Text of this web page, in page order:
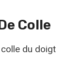
Colle
du doigt